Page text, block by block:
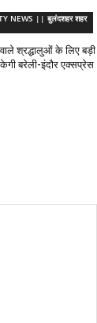
NEWS || बुलंदशहर शहर
श्रद्धालुओं के लिए बड़ी
बरेली-इंदौर एक्सप्रेस